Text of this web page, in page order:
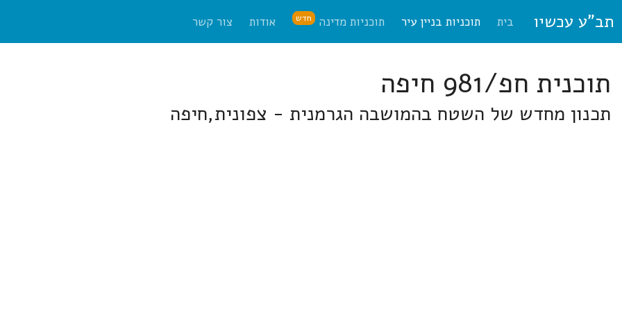
תב"ע עכשיו בית תוכניות בניין עיר תוכניות מדינה חדש אודות צור קשר
תוכנית חפ/981 חיפה
תכנון מחדש של השטח בהמושבה הגרמנית - צפונית,חיפה